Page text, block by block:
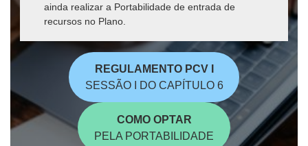
ainda realizar a Portabilidade de entrada de
recursos no Plano.
REGULAMENTO PCV I
SESSÃO I DO CAPÍTULO 6
COMO OPTAR
PELA PORTABILIDADE